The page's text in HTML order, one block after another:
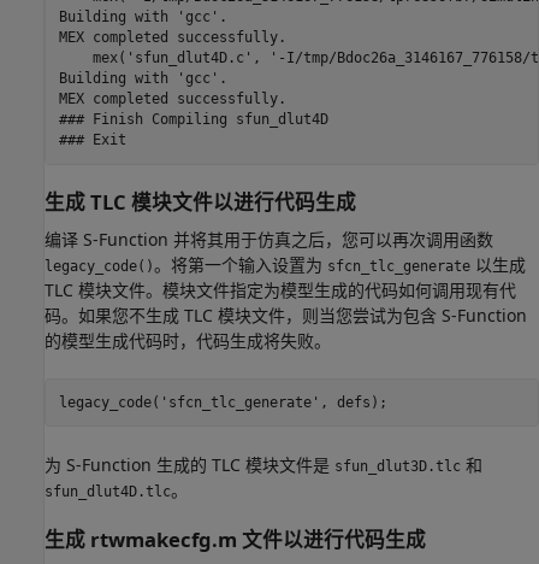
Building with 'gcc'.
MEX completed successfully.
mex('sfun_dlut4D.c', '-I/tmp/
Building with 'gcc'.
MEX completed successfully.
### Finish Compiling sfun_dlut4D
生成 TLC 模块文件以进行代码生成
编译 S-Function 并将其用于仿真之后，您可以再次调用函数
legacy_code()。将第一个输入设置为 sfcn_tlc_generate 以生成
TLC 模块文件。模块文件指定为模型生成的代码如何调用现有代
码。如果您不生成 TLC 模块文件，则当您尝试为包含 S-Function
的模型生成代码时，代码生成将失败。
legacy_code( 'sfcn_tlc_generate'
为 S-Function 生成的 TLC 模块文件是 sfun_dlut3D.tlc 和
sfun_dlut4D.tlc。
生成 rtwmakecfg.m 文件以进行代码生成